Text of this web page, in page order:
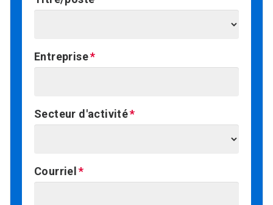
Entreprise
Secteur d'activité
Courriel